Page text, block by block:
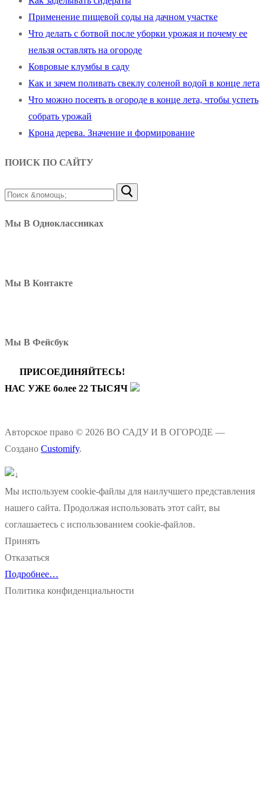
Применение пищевой соды на дачном участке
Что делать с ботвой после уборки урожая и почему ее
нельзя оставлять на огороде
Ковровые клумбы в саду
Как и зачем поливать свеклу соленой водой в конце лета
Что можно посеять в огороде в конце лета, чтобы успеть
собрать урожай
Крона дерева. Значение и формирование
ПОИСК ПО САЙТУ
Найти:
Мы В Одноклассниках
Мы В Контакте
Мы В Фейсбук
ПРИСОЕДИНЯЙТЕСЬ!
НАС УЖЕ более 22 ТЫСЯЧ
Авторское право © 2026 ВО САДУ И В ОГОРОДЕ —
Создано Customify.
Мы используем cookie-файлы для наилучшего представления
нашего сайта. Продолжая использовать этот сайт, вы
соглашаетесь с использованием cookie-файлов.
Принять
Отказаться
Подробнее…
Политика конфиденциальности